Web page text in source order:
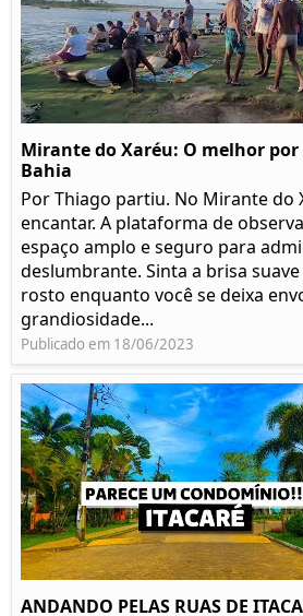
Mirante do Xaréu: O melhor por
Bahia
Por Thiago partiu. No Mirante do
encantar. A plataforma de
espaço amplo e seguro para
deslumbrante. Sinta a brisa
rosto enquanto você se deixa
grandiosidade...
Publicado em 18/06/2023
ANDANDO PELAS RUAS DE